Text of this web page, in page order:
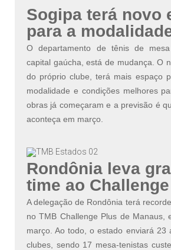
Sogipa terá novo
para a
O departamento de tênis de
capital gaúcha, está de mudança. O
do próprio clube, terá mais espaço
modalidade e condições melhores
obras já começaram e a previsão é
aconteça em março.
Rondônia leva
time ao
A delegação de Rondônia terá
no TMB Challenge Plus de Manaus,
março. Ao todo, o estado enviará 23
clubes, sendo 17 mesa-tenistas